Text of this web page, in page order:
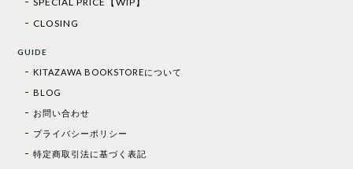
CLOSING
GUIDE
KITAZAWA BOOKSTOREについて
BLOG
お問い合わせ
プライバシーポリシー
特定商取引法に基づく表記